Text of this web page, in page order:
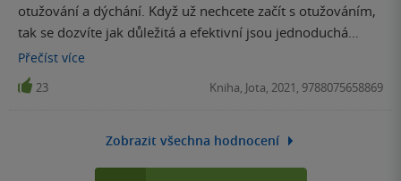
otužování a dýchání. Když už nechcete začít s otužováním,
tak se dozvíte jak důležitá a efektivní jsou jednoduchá
dechová cvičení a co pro svoje zdraví můžete snadno
udělat. Možná začnu znovu běhat, ale tohle je ještě o level
výš. Myslím, že by se to mělo i učit ve školách, protože mě
Přečíst více
23 Kniha, Jota, 2021, 9788075658869
Zobrazit všechna hodnocení